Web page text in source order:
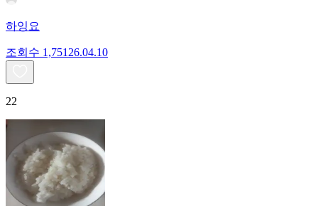
하잉요
조회수 1,751 26.04.10
22